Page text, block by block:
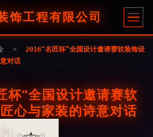
饰工程有限公司
>
2016“名匠杯”全国设计邀请赛软装饰设
对话
杯”全国设计邀请赛软
心与家装的诗意对话